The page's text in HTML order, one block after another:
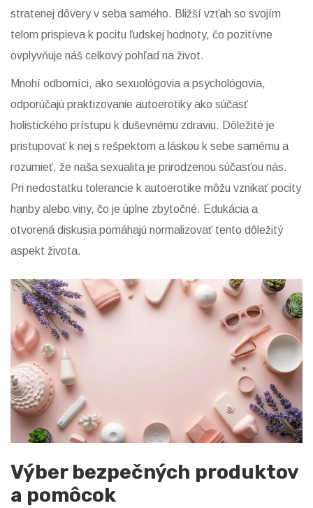
stratenej dôvery v seba samého. Bližší vzťah so svojím
telom prispieva k pocitu ľudskej hodnoty, čo pozitívne
ovplyvňuje náš celkový pohľad na život.
Mnohí odborníci, ako sexuológovia a psychológovia,
odporúčajú praktizovanie autoerotiky ako súčasť
holistického prístupu k duševnému zdraviu. Dôležité je
pristupovať k nej s rešpektom a láskou k sebe samému a
rozumieť, že naša sexualita je prirodzenou súčasťou nás.
Pri nedostatku tolerancie k autoerotike môžu vznikať pocity
hanby alebo viny, čo je úplne zbytočné. Edukácia a
otvorená diskusia pomáhajú normalizovať tento dôležitý
aspekt života.
Výber bezpečných produktov
a pomôcok